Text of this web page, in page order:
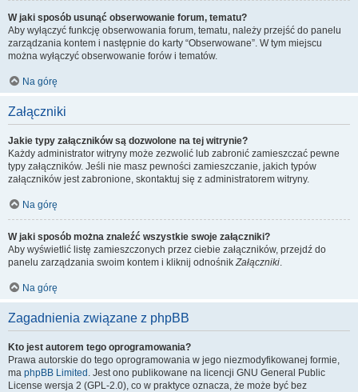
W jaki sposób usunąć obserwowanie forum, tematu?
Aby wyłączyć funkcję obserwowania forum, tematu, należy przejść do panelu
zarządzania kontem i następnie do karty “Obserwowane”. W tym miejscu
można wyłączyć obserwowanie forów i tematów.
Na górę
Załączniki
Jakie typy załączników są dozwolone na tej witrynie?
Każdy administrator witryny może zezwolić lub zabronić zamieszczać pewne
typy załączników. Jeśli nie masz pewności zamieszczanie, jakich typów
załączników jest zabronione, skontaktuj się z administratorem witryny.
Na górę
W jaki sposób można znaleźć wszystkie swoje załączniki?
Aby wyświetlić listę zamieszczonych przez ciebie załączników, przejdź do
panelu zarządzania swoim kontem i kliknij odnośnikZałączniki.
Na górę
Zagadnienia związane z phpBB
Kto jest autorem tego oprogramowania?
Prawa autorskie do tego oprogramowania w jego niezmodyfikowanej formie,
ma phpBB Limited . Jest ono publikowane na licencji GNU General Public
License wersja 2 (GPL-2.0), co w praktyce oznacza, że może być bez